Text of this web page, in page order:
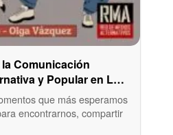
Comunicación
y Popular en La
que más esperamos
encontrarnos, compartir